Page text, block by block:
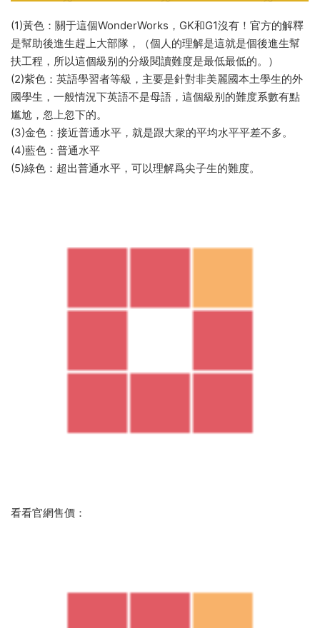
(1)黃色：關于這個WonderWorks，GK和G1沒有！官方的解釋
是幫助後進生趕上大部隊，（個人的理解是這就是個後進生幫
扶工程，所以這個級别的分級閱讀難度是最低最低的。）
(2)紫色：英語學習者等級，主要是針對非美麗國本土學生的外
國學生，一般情況下英語不是母語，這個級别的難度系數有點
尴尬，忽上忽下的。
(3)金色：接近普通水平，就是跟大衆的平均水平平差不多。
(4)藍色：普通水平
(5)綠色：超出普通水平，可以理解爲尖子生的難度。
看看官網售價：